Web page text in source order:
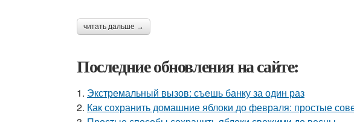
читать дальше →
Последние обновления на сайте:
1. Экстремальный вызов: съешь банку за один раз
2. Как сохранить домашние яблоки до февраля: простые